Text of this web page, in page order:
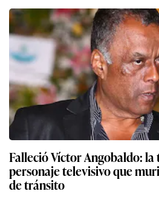
Falleció Víctor Angobaldo:
personaje televisivo que
de tránsito